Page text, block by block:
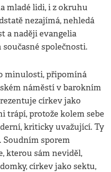
mladé lidi, i z okruhu
nezajímá, nehledá
a naději evangelia
společnosti.
minulosti, připomíná
náměstí v barokním
církev jako
trápí, protože kolem sebe
kriticky uvažující. Ty
sporem
kterou sám neviděl,
církev jako sektu,